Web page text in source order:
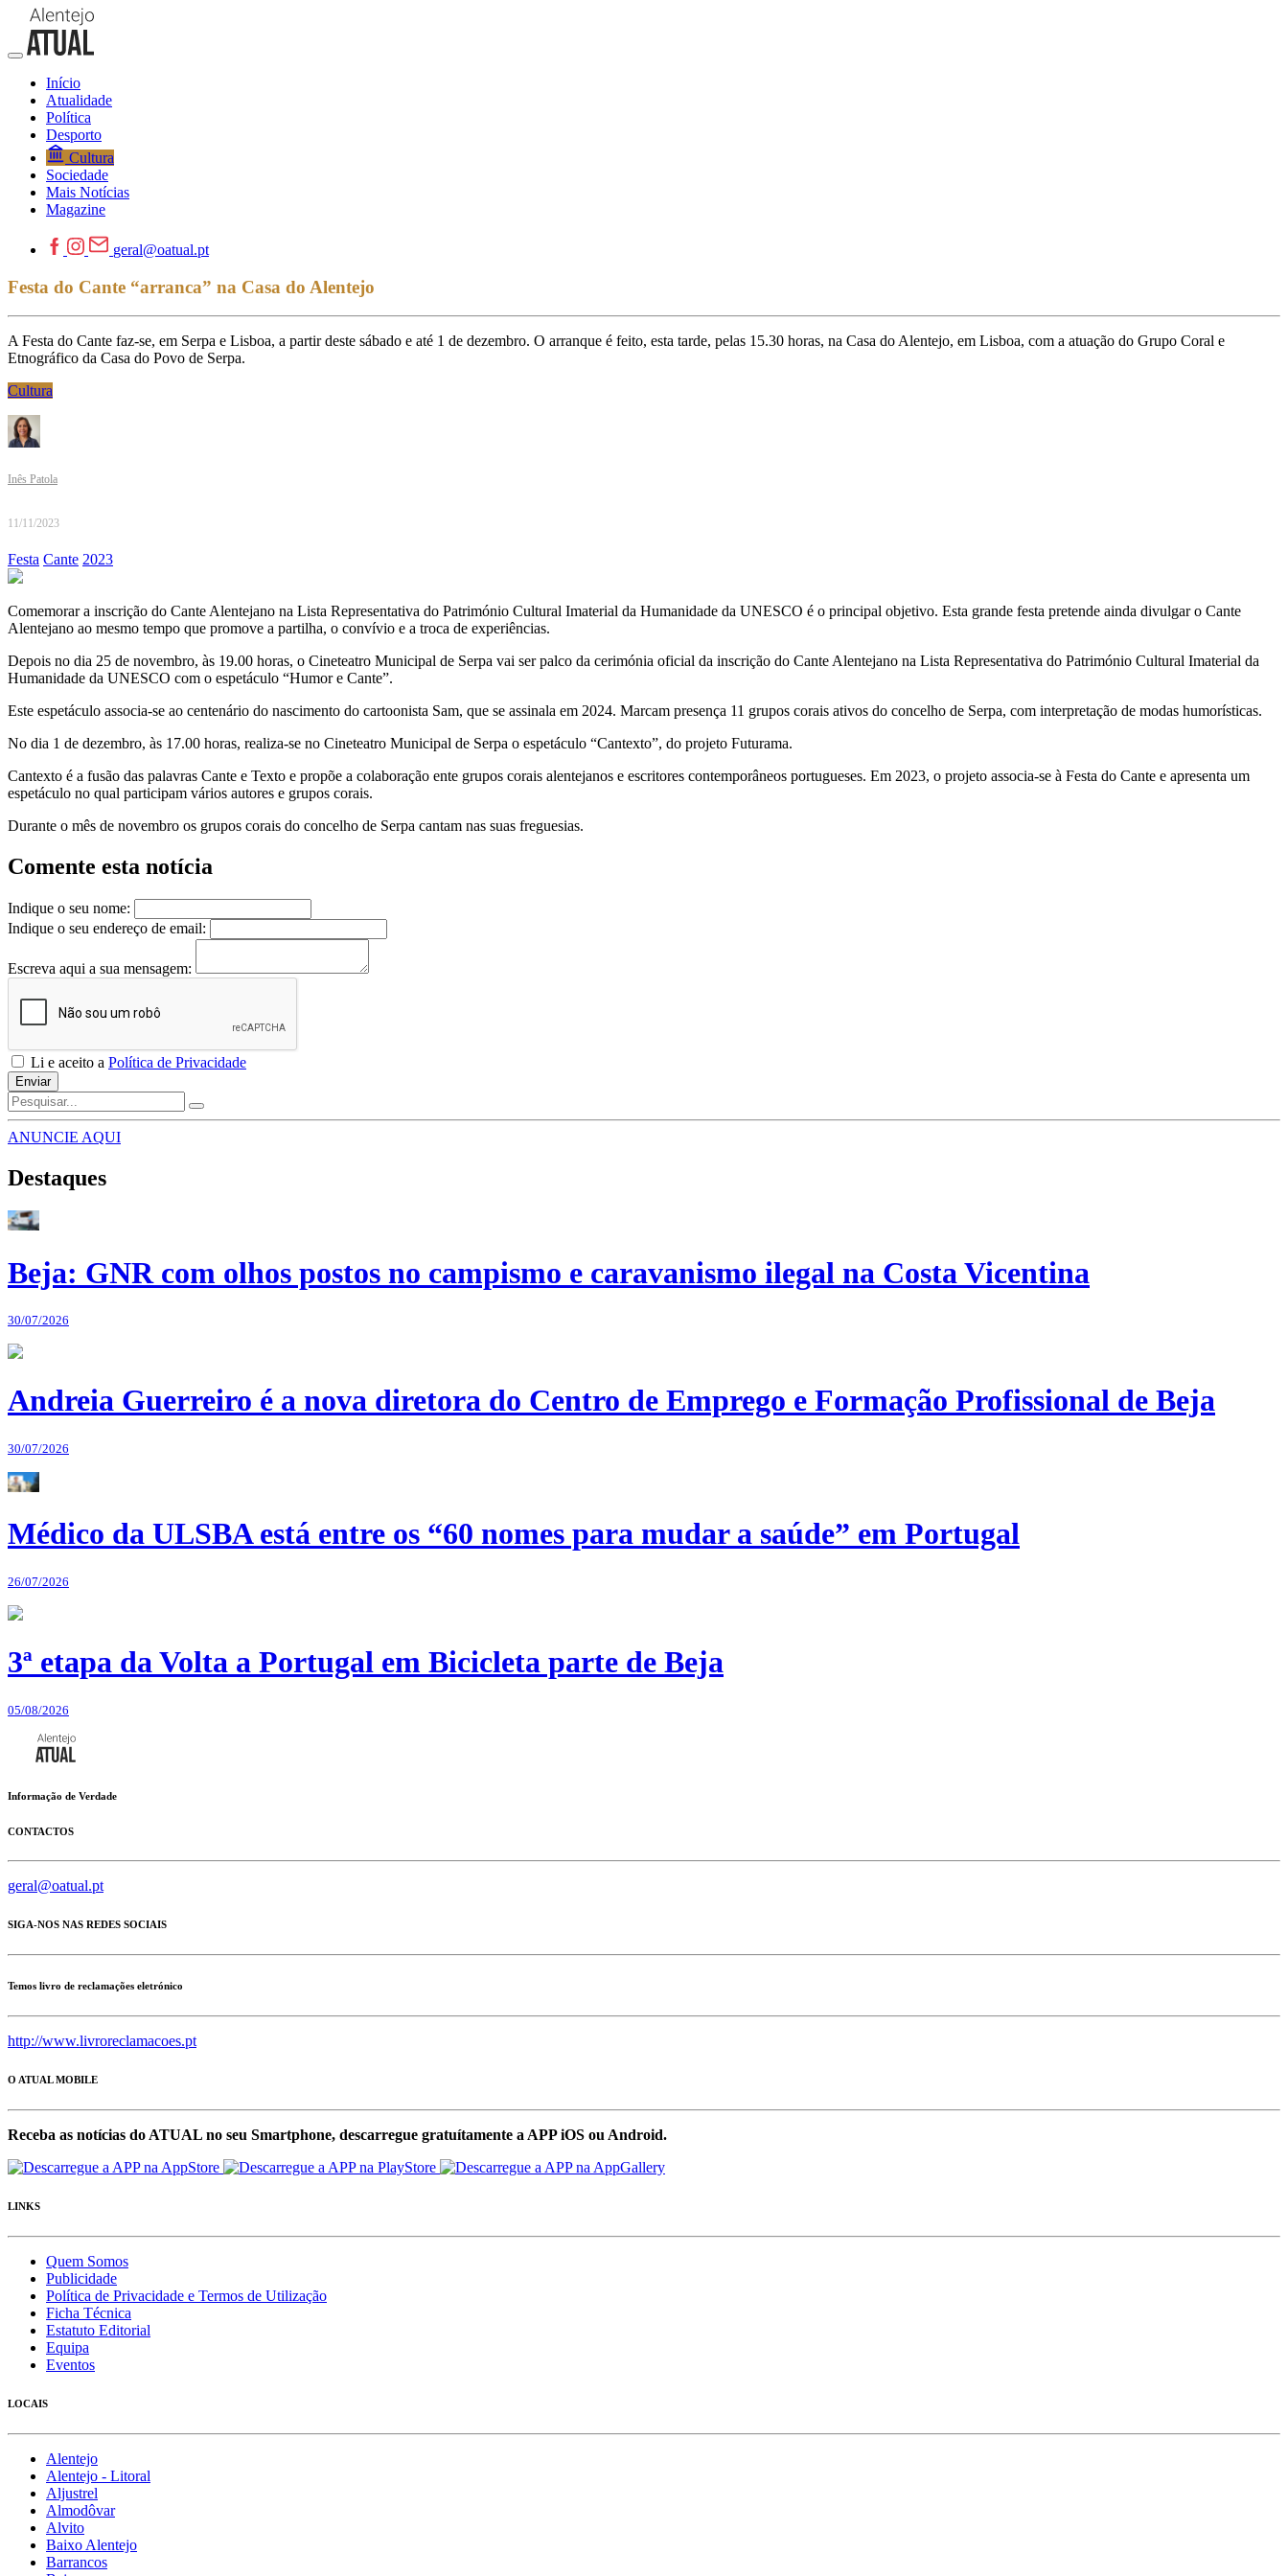
Início
Atualidade
Política
Desporto
Cultura
Sociedade
Mais Notícias
Magazine
geral@oatual.pt
Festa do Cante “arranca” na Casa do Alentejo
A Festa do Cante faz-se, em Serpa e Lisboa, a partir deste sábado e até 1 de dezembro. O arranque é feito, esta tarde, pelas 15.30 horas, na Casa do Alentejo, em Lisboa, com a atuação do Grupo Coral e
Etnográfico da Casa do Povo de Serpa.
Cultura
Inês Patola
11/11/2023
Festa Cante 2023
Comemorar a inscrição do Cante Alentejano na Lista Representativa do Património Cultural Imaterial da Humanidade da UNESCO é o principal objetivo. Esta grande festa pretende ainda divulgar o Cante
Alentejano ao mesmo tempo que promove a partilha, o convívio e a troca de experiências.
Depois no dia 25 de novembro, às 19.00 horas, o Cineteatro Municipal de Serpa vai ser palco da cerimónia oficial da inscrição do Cante Alentejano na Lista Representativa do Património Cultural Imaterial da
Humanidade da UNESCO com o espetáculo “Humor e Cante”.
Este espetáculo associa-se ao centenário do nascimento do cartoonista Sam, que se assinala em 2024. Marcam presença 11 grupos corais ativos do concelho de Serpa, com interpretação de modas humorísticas.
No dia 1 de dezembro, às 17.00 horas, realiza-se no Cineteatro Municipal de Serpa o espetáculo “Cantexto”, do projeto Futurama.
Cantexto é a fusão das palavras Cante e Texto e propõe a colaboração ente grupos corais alentejanos e escritores contemporâneos portugueses. Em 2023, o projeto associa-se à Festa do Cante e apresenta um
espetáculo no qual participam vários autores e grupos corais.
Durante o mês de novembro os grupos corais do concelho de Serpa cantam nas suas freguesias.
Comente esta notícia
Indique o seu nome:
Indique o seu endereço de email:
Escreva aqui a sua mensagem:
Li e aceito a Política de Privacidade
Enviar
ANUNCIE AQUI
Destaques
Beja: GNR com olhos postos no campismo e caravanismo ilegal na Costa Vicentina
30/07/2026
Andreia Guerreiro é a nova diretora do Centro de Emprego e Formação Profissional de Beja
30/07/2026
Médico da ULSBA está entre os “60 nomes para mudar a saúde” em Portugal
26/07/2026
3ª etapa da Volta a Portugal em Bicicleta parte de Beja
05/08/2026
Informação de Verdade
CONTACTOS
geral@oatual.pt
SIGA-NOS NAS REDES SOCIAIS
Temos livro de reclamações eletrónico
http://www.livroreclamacoes.pt
O ATUAL MOBILE
Receba as notícias do ATUAL no seu Smartphone, descarregue gratuítamente a APP iOS ou Android.
LINKS
Quem Somos
Publicidade
Política de Privacidade e Termos de Utilização
Ficha Técnica
Estatuto Editorial
Equipa
Eventos
LOCAIS
Alentejo
Alentejo - Litoral
Aljustrel
Almodôvar
Alvito
Baixo Alentejo
Barrancos